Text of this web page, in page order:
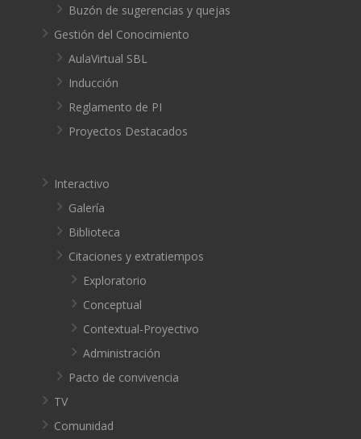
Buzón de sugerencias y quejas
Gestión del Conocimiento
AulaVirtual SBL
Inducción
Reglamento de PI
Proyectos Destacados
Interactivo
Galería
Biblioteca
Citaciones y extratiempos
Exploratorio
Conceptual
Contextual-Proyectivo
Administración
Pacto de convivencia
TV
Comunidad